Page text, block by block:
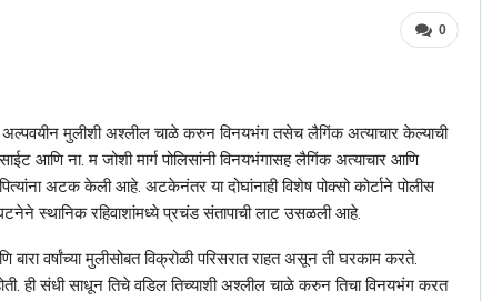
0
अल्पवयीन मुलीशी अश्‍लील चाळे करुन विनयभंग तसेच लैगिंक अत्याचार केल्याची
आणि ना. म जोशी मार्ग पोलिसांनी विनयभंगासह लैगिंक अत्याचार आणि
अटक केली आहे. अटकेनंतर या दोघांनाही विशेष पोक्सो कोर्टाने पोलीस
स्थानिक रहिवाशांमध्ये प्रचंड संतापाची लाट उसळली आहे.
बारा वर्षांच्या मुलीसोबत विक्रोळी परिसरात राहत असून ती घरकाम करते.
ही संधी साधून तिचे वडिल तिच्याशी अश्‍लील चाळे करुन तिचा विनयभंग करत